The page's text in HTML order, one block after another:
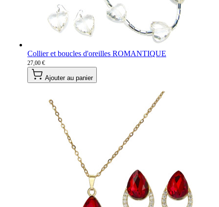
Collier et boucles d'oreilles ROMANTIQUE
27,00 €
Ajouter au panier